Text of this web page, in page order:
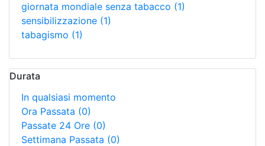
giornata mondiale senza tabacco (1)
sensibilizzazione (1)
tabagismo (1)
Durata
In qualsiasi momento
Ora Passata (0)
Passate 24 Ore (0)
Settimana Passata (0)